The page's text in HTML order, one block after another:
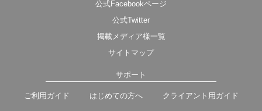
公式Facebookページ
公式Twitter
掲載メディア様一覧
サイトマップ
サポート
ご利用ガイド はじめての方へ クライアント用ガイド